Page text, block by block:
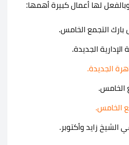
لها أعمال كبيرة أهمها:
التجمع الخامس.
الجديدة.
الخامس.
زايد وأكتوبر.